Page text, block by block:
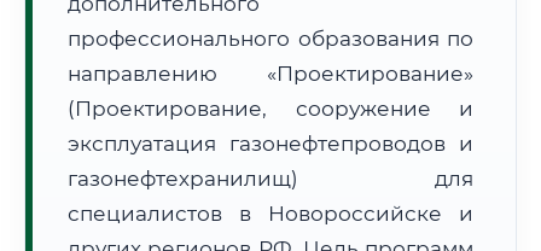
Расчет логистики оригиналов:
• Маршрут транзита:~3 365 км
5–7 рабочих дней
профессионального образования по
направлению «Проектирование»
(Проектирование, сооружение и
эксплуатация газонефтепроводов и
газонефтехранилищ) для
специалистов в Новороссийске и